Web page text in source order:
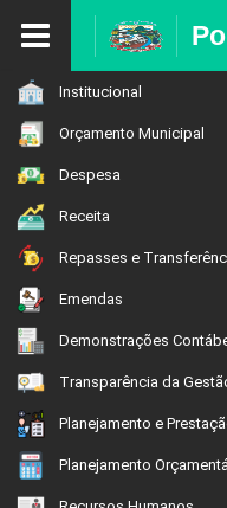
Institucional
Orçamento Municipal
Despesa
Receita
Repasses e
Emendas
Demonstrações
Transparência da
Planejamento e
Planejamento